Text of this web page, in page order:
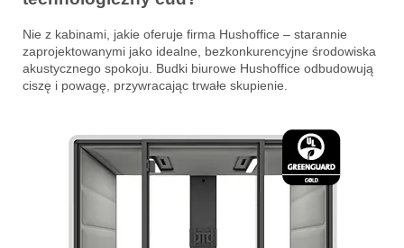
Nie z kabinami, jakie oferuje firma Hushoffice – starannie
zaprojektowanymi jako idealne, bezkonkurencyjne środowiska
akustycznego spokoju. Budki biurowe Hushoffice odbudowują
ciszę i powagę, przywracając trwałe skupienie.